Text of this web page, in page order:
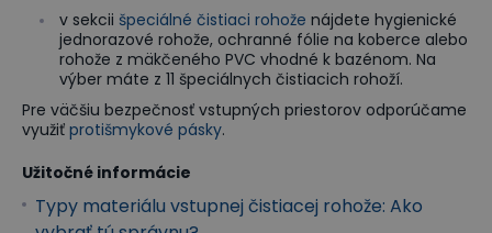
v sekcii špeciálné čistiaci rohože nájdete hygienické
jednorazové rohože, ochranné fólie na koberce alebo
rohože z mäkčeného PVC vhodné k bazénom. Na
výber máte z 11 špeciálnych čistiacich rohoží.
Pre väčšiu bezpečnosť vstupných priestorov odporúčame
využiť protišmykové pásky.
Užitočné informácie
Typy materiálu vstupnej čistiacej rohože: Ako